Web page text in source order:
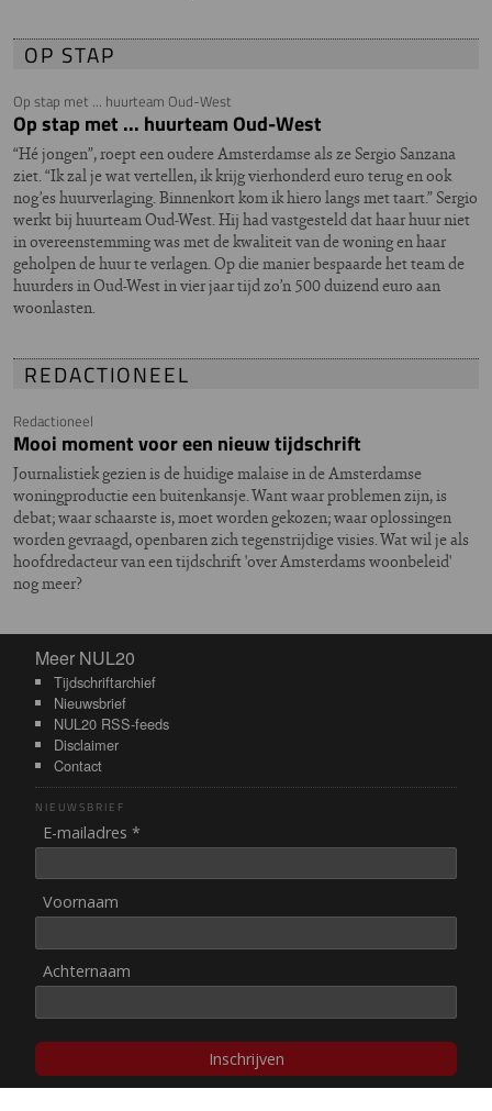
OP STAP
Op stap met ... huurteam Oud-West
Op stap met ... huurteam Oud-West
“Hé jongen”, roept een oudere Amsterdamse als ze Sergio Sanzana
ziet. “Ik zal je wat vertellen, ik krijg vierhonderd euro terug en ook
nog’es huurverlaging. Binnenkort kom ik hiero langs met taart.” Sergio
werkt bij huurteam Oud-West. Hij had vastgesteld dat haar huur niet
in overeenstemming was met de kwaliteit van de woning en haar
geholpen de huur te verlagen. Op die manier bespaarde het team de
huurders in Oud-West in vier jaar tijd zo’n 500 duizend euro aan
woonlasten.
REDACTIONEEL
Redactioneel
Mooi moment voor een nieuw tijdschrift
Journalistiek gezien is de huidige malaise in de Amsterdamse
woningproductie een buitenkansje. Want waar problemen zijn, is
debat; waar schaarste is, moet worden gekozen; waar oplossingen
worden gevraagd, openbaren zich tegenstrijdige visies. Wat wil je als
hoofdredacteur van een tijdschrift 'over Amsterdams woonbeleid'
nog meer?
Meer NUL20
Meer NUL20
Tijdschriftarchief
Nieuwsbrief
NUL20 RSS-feeds
Disclaimer
Contact
NIEUWSBRIEF
E-mailadres *
Voornaam
Achternaam
Inschrijven